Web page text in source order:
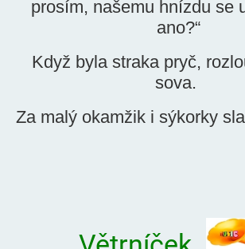
prosím, našemu hnízdu se
ano?“
Když byla straka pryč,
sova.
Za malý okamžik i sýkorky